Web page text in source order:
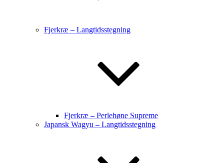
Fjerkræ – Langtidsstegning
Fjerkræ – Perlehøne Supreme
Japansk Wagyu – Langtidsstegning